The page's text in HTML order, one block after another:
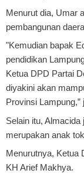
Menurut dia, Umar
pembangunan
"Kemudian bapak
pendidikan
Ketua DPD Partai
diyakini akan
Provinsi Lampung,”
Selain itu,
merupakan anak
Menurutnya, Ketua
KH Arief Makhya.